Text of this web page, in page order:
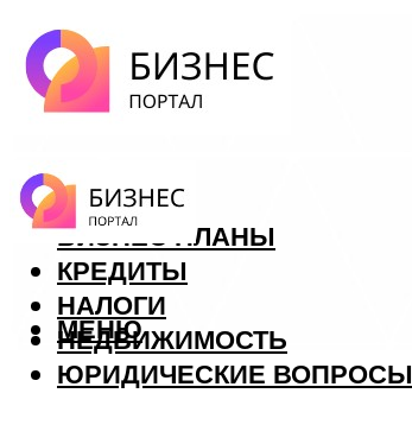
ФОРЕКС
БИЗНЕС ПЛАНЫ
КРЕДИТЫ
НАЛОГИ
НЕДВИЖИМОСТЬ
ЮРИДИЧЕСКИЕ ВОПРОСЫ
МЕНЮ